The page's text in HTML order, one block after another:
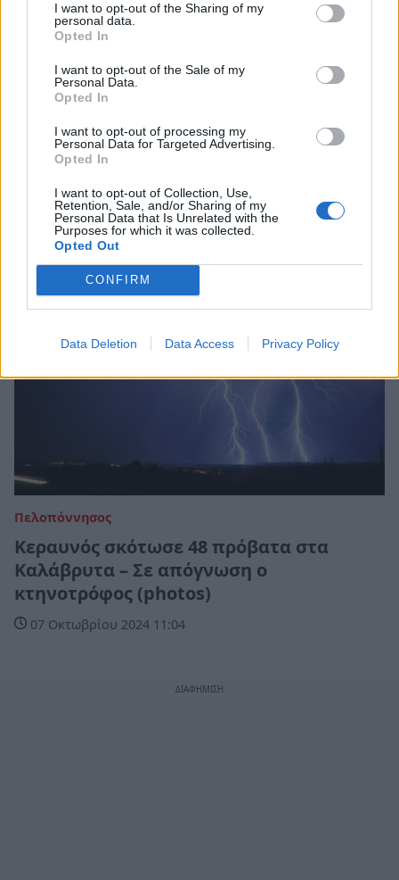
I want to opt-out of the Sharing of my
personal data.
Opted In
I want to opt-out of the Sale of my
Personal Data.
Opted In
I want to opt-out of processing my
Personal Data for Targeted Advertising.
Opted In
I want to opt-out of Collection, Use,
Retention, Sale, and/or Sharing of my
Personal Data that Is Unrelated with the
Purposes for which it was collected.
Opted Out
CONFIRM
Data Deletion Data Access Privacy Policy
Πελοπόννησος
Εμφάνιση εστίας Ευλογιάς προβάτων και
αιγών στην Κορινθία
22 Οκτωβρίου 2024 10:04
Πελοπόννησος
Κεραυνός σκότωσε 48 πρόβατα στα
Καλάβρυτα – Σε απόγνωση ο
κτηνοτρόφος (photos)
07 Οκτωβρίου 2024 11:04